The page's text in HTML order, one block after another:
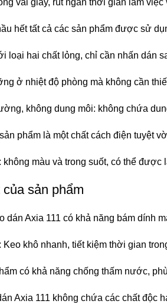
vài giây, rút ngắn thời gian làm
hết tất cả các sản phẩm được sử
loại hai chất lỏng, chỉ cần nhấn dán
ở nhiệt độ phòng mà không cần
không dung môi: không chứa
phẩm là một chất cách điện tuyệt
không màu và trong suốt, có thể
sản phẩm
dán Axia 111 có khả năng bám dính
khô nhanh, tiết kiệm thời gian
có khả năng chống thấm nước,
Axia 111 không chứa các chất độc